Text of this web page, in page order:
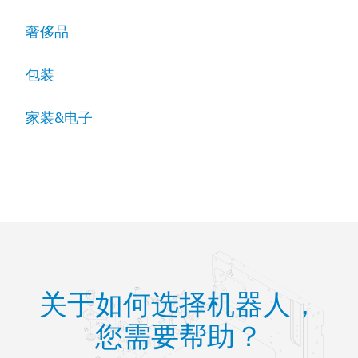
奢侈品
包装
家装&电子
关于如何选择机器人，
您需要帮助？